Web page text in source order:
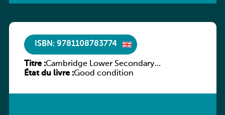
ISBN: 9781108783774
Titre :Cambridge Lower Secondary
Mathematics Learner’s Book 9
État du livre :Good condition